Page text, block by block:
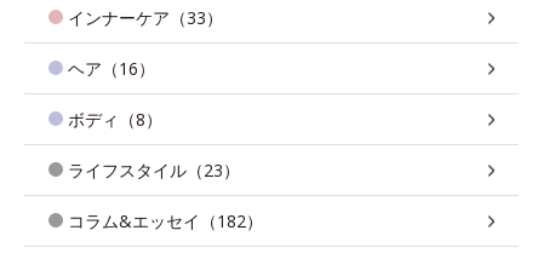
インナーケア（33）
ヘア（16）
ボディ（8）
ライフスタイル（23）
コラム&エッセイ（182）